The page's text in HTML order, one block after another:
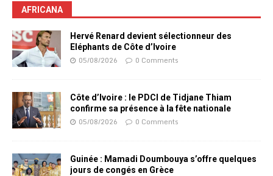
AFRICANA
Hervé Renard devient sélectionneur des
Eléphants de Côte d’Ivoire
05/08/2026 0 Comments
Côte d’Ivoire : le PDCI de Tidjane Thiam
confirme sa présence à la fête nationale
05/08/2026 0 Comments
Guinée : Mamadi Doumbouya s’offre quelques
jours de congés en Grèce